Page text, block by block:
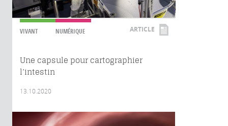
VIVANT NUMÉRIQUE ARTICLE
Une capsule pour cartographier
l’intestin
13.10.2020